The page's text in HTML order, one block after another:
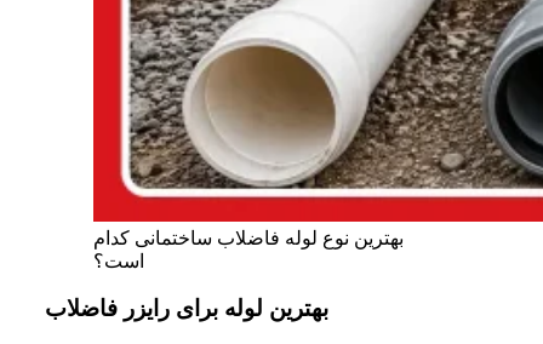
بهترین نوع لوله فاضلاب ساختمانی کدام
است؟
بهترین لوله برای رایزر فاضلاب